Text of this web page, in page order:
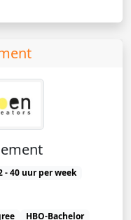
- 40 uur per week
HBO-Bachelor